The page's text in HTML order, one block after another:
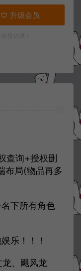
升级会员
查询+授权删
布局(物品再多
下所有角色
乐！！！
、飓风龙